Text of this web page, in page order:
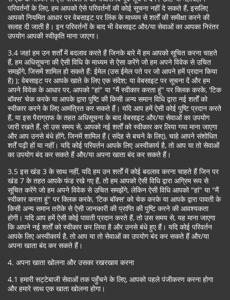
परिवर्तनों के लिए, हम आपको ऐसे परिवर्तनों की कोई सूचना नहीं दे सकते हैं, इसलिए
आपको नियमित आधार पर वेबसाइट पर लिंक के माध्यम से शर्तों की समीक्षा करने की
सलाह दी जाती है। इन परिवर्तनों के बाद भी वेबसाइट और/या सेवाओं का आपका निरंतर
उपयोग आपकी स्वीकृति माना जाएगा।
3.4 जहां हम उन शर्तों में बदलाव करते हैं जिनके बारे में हम आपको सूचित करना चाहते
हैं, हम अधिसूचना की ऐसी विधि के माध्यम से ऐसा करेंगे जो हम अपने विवेक से उचित
समझेंगे, जिसमें शामिल हो सकते हैं: ईमेल (उस ईमेल पते पर जो आपने हमें प्रदान किया
है) ); वेबसाइट पर आपके खाते के लिए एक संदेश; या वेबसाइट पर सूचना दें और हम
अपने विवेक के आधार पर, आपको "हां" या "मैं स्वीकार करता हूं" पर क्लिक करके, 'टिक
बॉक्स' चेक करके या आपके द्वारा पुष्टि की किसी अन्य समान विधि द्वारा नई शर्तों को
स्वीकार करने के लिए आमंत्रित कर सकते हैं। यदि आप हमें ऐसी कोई पुष्टि प्रदान करते
हैं, या इस पैराग्राफ के तहत अधिसूचना के बाद वेबसाइट और/या सेवाओं का उपयोग
जारी रखते हैं, तो उस समय से, आपको नई शर्तों को स्वीकार कर लिया गया माना जाएगा
और आप उनसे बंधे होंगे, जिनमें शामिल हैं ( संदेह से बचने के लिए), चाहे आपने संशोधित
शर्तें पढ़ी हों या नहीं। यदि कोई परिवर्तन आपके लिए अस्वीकार्य है, तो आप या तो सेवाओं
का उपयोग बंद कर सकते हैं और/या अपना खाता बंद कर सकते हैं।
3.5 इस खंड 3 के साथ नहीं, यदि हम उन शर्तों में कोई बदलाव करना चाहते हैं जिन पर
खंड 7 के तहत आपके फंड रखे गए हैं, तो हम आपको ऐसी विधि द्वारा अग्रिम रूप से
सूचित करेंगे जो हम अपने विवेक से उचित समझेंगे, लेकिन ऐसी विधि आपको "हां" या "मैं
स्वीकार करता हूं" पर क्लिक करके, 'टिक बॉक्स' को चेक करके या आपके द्वारा पावती के
किसी अन्य समान तरीके से ऐसी जानकारी की प्राप्ति की पुष्टि करने की आवश्यकता
होगी। यदि आप हमें ऐसी कोई पावती प्रदान करते हैं, तो उस समय से, यह माना जाएगा
कि आपने नई शर्तों को स्वीकार कर लिया है और उनसे बंधे हुए हैं। यदि कोई परिवर्तन
आपके लिए अस्वीकार्य है, तो आप या तो सेवाओं का उपयोग बंद कर सकते हैं और/या
अपना खाता बंद कर सकते हैं।
4. अपना खाता खोलना और उसका रखरखाव करना
4.1 हमारी सट्टेबाजी सेवाओं तक पहुँचने के लिए, आपको पहले पंजीकरण करना होगा
और हमारे साथ एक खाता खोलना होगा।